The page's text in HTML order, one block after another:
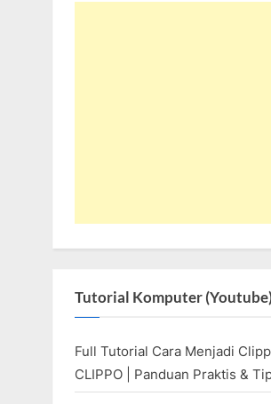
Tutorial Komputer
Full Tutorial Cara Menjadi
CLIPPO | Panduan Praktis &